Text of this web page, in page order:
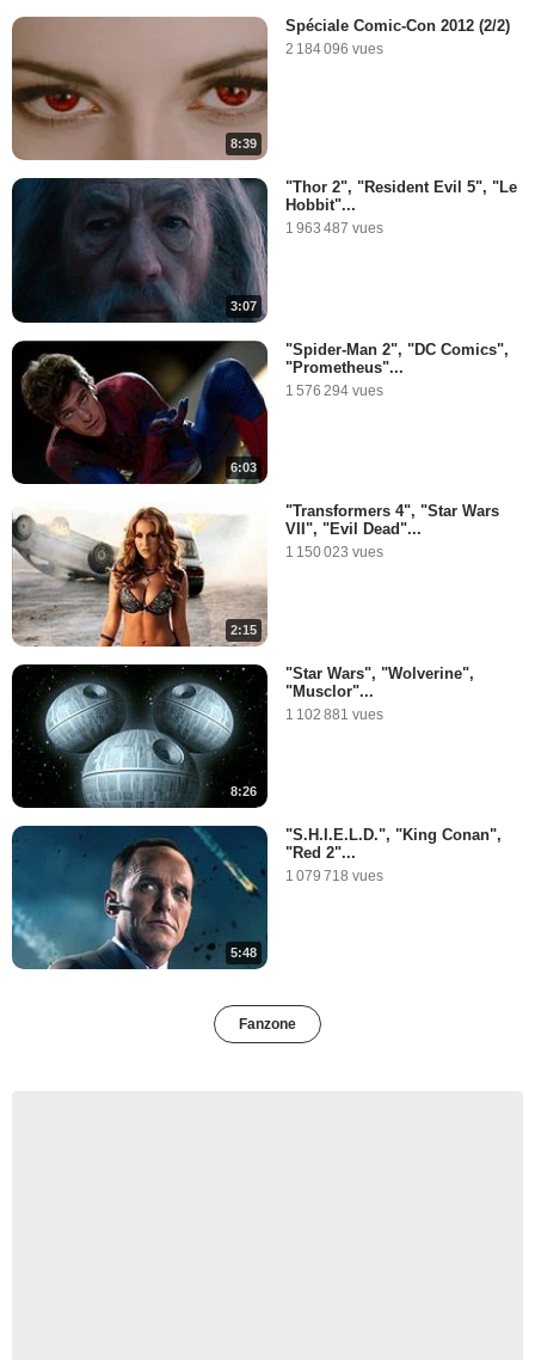
8:39
Spéciale Comic-Con 2012 (2/2)
2 184 096 vues
3:07
"Thor 2", "Resident Evil 5", "Le
Hobbit"...
1 963 487 vues
6:03
"Spider-Man 2", "DC Comics",
"Prometheus"...
1 576 294 vues
2:15
"Transformers 4", "Star Wars
VII", "Evil Dead"...
1 150 023 vues
8:26
"Star Wars", "Wolverine",
"Musclor"...
1 102 881 vues
5:48
"S.H.I.E.L.D.", "King Conan",
"Red 2"...
1 079 718 vues
Fanzone